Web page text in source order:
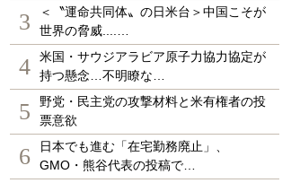
3
＜〝運命共同体〟の日米台＞中国こそが
世界の脅威....…
4
米国・サウジアラビア原子力協力協定が
持つ懸念…不明瞭な…
5
野党・民主党の攻撃材料と米有権者の投
票意欲
6
日本でも進む「在宅勤務廃止」、
GMO・熊谷代表の投稿で…